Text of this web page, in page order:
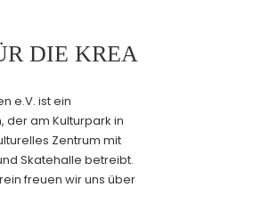
DIE KREA
e.V. ist ein
der am Kulturpark in
Zentrum mit
Skatehalle betreibt.
freuen wir uns über